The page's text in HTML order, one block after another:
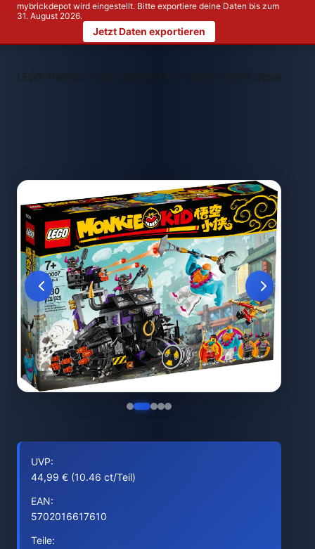
mybrickdepot wird eingestellt. Bitte exportiere deine Daten bis zum
31. August 2026.
Jetzt Daten exportieren
LEGO Themen > LEGO 80007 Gepanzerter
UVP:
44,99 € (10.46 ct/Teil)
EAN:
5702016617610
Teile: